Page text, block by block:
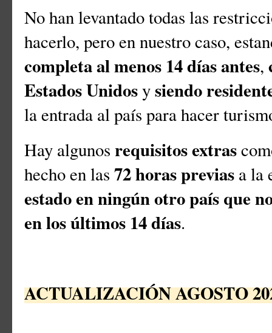
No han levantado todas las
hacerlo, pero en nuestro caso,
completa al menos 14 días antes,
Estados Unidosysiendo
la entrada al país para hacer
Hay algunos requisitos extras
hecho en las 72 horas previas a la
estado en ningún otro país que
en los últimos 14 días.
ACTUALIZACIÓN AGOSTO